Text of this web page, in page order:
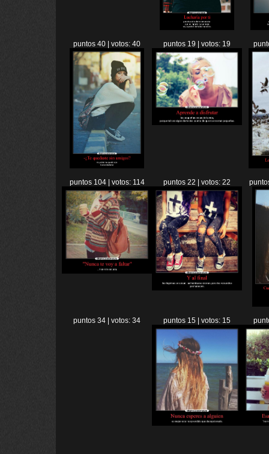
puntos 40 | votos: 40 puntos 19 | votos: 19
puntos 104 | votos: 114 puntos 22 | votos: 22
puntos 34 | votos: 34 puntos 15 | votos: 15